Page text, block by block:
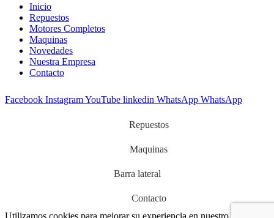
Inicio
Repuestos
Motores Completos
Maquinas
Novedades
Nuestra Empresa
Contacto
Facebook InstagramYouTube linkedin WhatsApp WhatsApp
Repuestos
Maquinas
Barra lateral
Contacto
Utilizamos cookies para mejorar su experiencia en nuestro sitio web.